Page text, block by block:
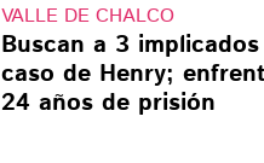
VALLE DE CHALCO
Buscan a 3
caso de Henry;
24 años de prisión